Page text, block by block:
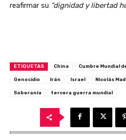
reafirmar su “dignidad y libertad
ETIQUETAS China Cumbre Mundial
Genocidio Irán Israel Nicolás
Soberanía tercera guerra mundial